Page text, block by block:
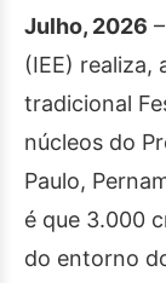
Julho, 2026
(IEE) realiza,
tradicional
núcleos do
Paulo,
é que 3.000
do entorno